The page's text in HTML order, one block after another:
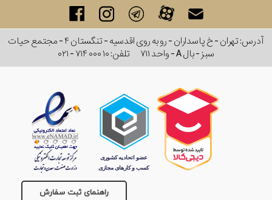
آدرس: تهران - خ پاسداران - رو به روی اقدسیه - تنگستان ۴ - مجتمع حیات
سبز - بال A - واحد ۷۱۱
تلفن:۰۲۱ - ۷۱۴ ۰۰۰ ۱۰
راهنمای ثبت سفارش